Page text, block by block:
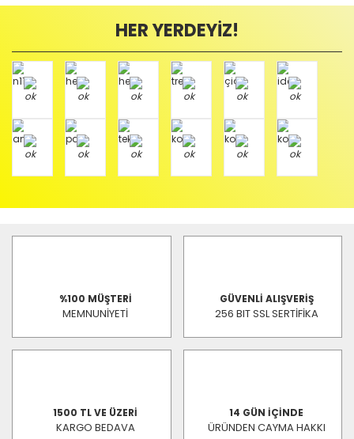
HER YERDEYİZ!
%100 MÜŞTERİ
MEMNUNİYETİ
GÜVENLİ ALIŞVERİŞ
256 BIT SSL SERTİFİKA
1500 TL VE ÜZERİ
KARGO BEDAVA
14 GÜN İÇİNDE
ÜRÜNDEN CAYMA HAKKI